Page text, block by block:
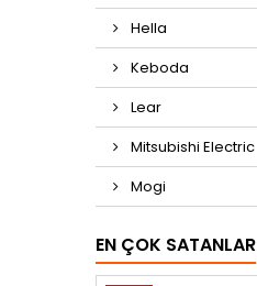
Hella
Keboda
Lear
Mitsubishi Electric
Mogi
EN ÇOK SATANLAR